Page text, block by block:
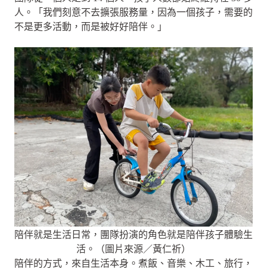
人。「我們刻意不去擴張服務量，因為一個孩子，需要的
不是更多活動，而是被好好陪伴。」
陪伴就是生活日常，團隊扮演的角色就是陪伴孩子體驗生
活。（圖片來源／黃仁祈）
陪伴的方式，來自生活本身。煮飯、音樂、木工、旅行，